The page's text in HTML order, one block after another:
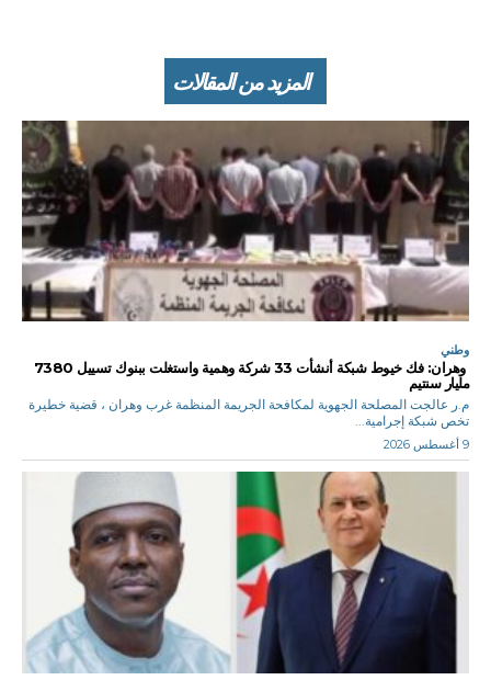
المزيد من المقالات
وطني
وهران: فك خيوط شبكة أنشأت 33 شركة وهمية واستغلت ببنوك تسييل 7380
مليار سنتيم
م.ر عالجت المصلحة الجهوية لمكافحة الجريمة المنظمة غرب وهران ، قضية خطيرة
تخص شبكة إجرامية...
9 أغسطس 2026